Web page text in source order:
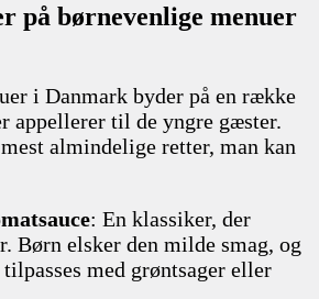
på børnevenlige menuer
i Danmark byder på en række
appellerer til de yngre gæster.
almindelige retter, man kan
: En klassiker, der
Børn elsker den milde smag, og
med grøntsager eller